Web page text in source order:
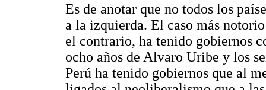
Es de anotar que no todos los
a la izquierda. El caso más
el contrario, ha tenido gobiernos
ocho años de Alvaro Uribe y los
Perú ha tenido gobiernos que al